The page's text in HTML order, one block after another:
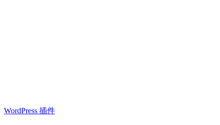
WordPress 插件